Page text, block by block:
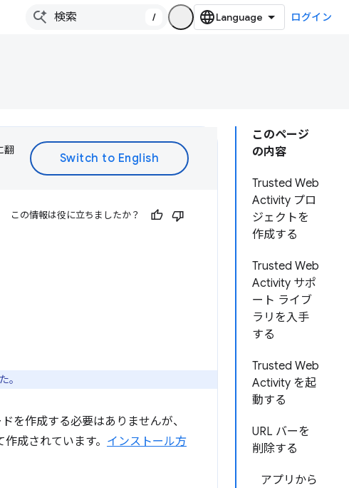
/ ログイン
このページ
の内容
Trusted Web
Activity プロ
ジェクトを
作成する
Trusted Web
Activity サポ
ート ライブ
ラリを入手
する
Trusted Web
Activity を起
動する
URL バーを
削除する
アプリから
翻
この情報は役に立ちましたか？
。
を作成する必要はありませんが、
成されています。 インストール方